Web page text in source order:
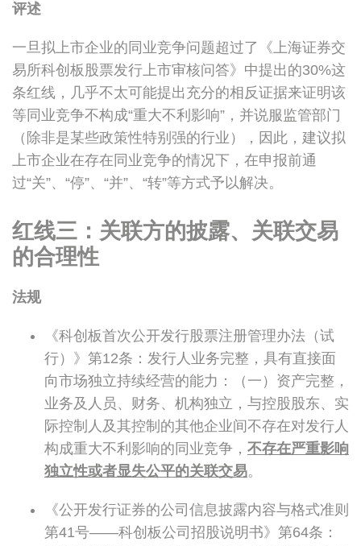
评述
一旦拟上市企业的同业竞争问题超过了《上海证券交
易所科创板股票发行上市审核问答》中提出的30%这
条红线，几乎不太可能提出充分的相反证据来证明该
等同业竞争不构成“重大不利影响”，并说服监管部门
（除非是某些政策性特别强的行业），因此，建议拟
上市企业在存在同业竞争的情况下，在申报前通
过“关”、“停”、“并”、“转”等方式予以解决。
红线三：关联方的披露、关联交易
的合理性
法规
《科创板首次公开发行股票注册管理办法（试
行）》第12条：发行人业务完整，具有直接面
向市场独立持续经营的能力：（一）资产完整，
业务及人员、财务、机构独立，与控股股东、实
际控制人及其控制的其他企业间不存在对发行人
构成重大不利影响的同业竞争， 不存在严重影响
独立性或者显失公平的关联交易。
《公开发行证券的公司信息披露内容与格式准则
第41号——科创板公司招股说明书》第64条：